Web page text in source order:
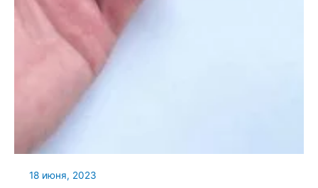
18 июня, 2023